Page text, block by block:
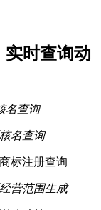
实时查询动
名查询
名查询
标注册查询
营范围生成